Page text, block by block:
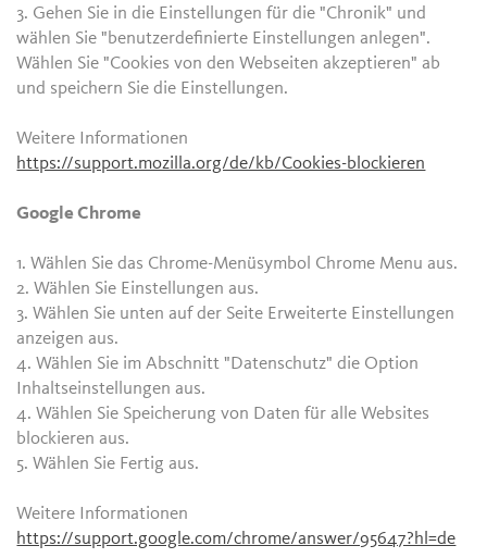
3. Gehen Sie in die Einstellungen für die "Chronik" und
wählen Sie "benutzerdefinierte Einstellungen anlegen".
Wählen Sie "Cookies von den Webseiten akzeptieren" ab
und speichern Sie die Einstellungen.
Weitere Informationen
https://support.mozilla.org/de/kb/Cookies-blockieren
Google Chrome
1. Wählen Sie das Chrome-Menüsymbol Chrome Menu aus.
2. Wählen Sie Einstellungen aus.
3. Wählen Sie unten auf der Seite Erweiterte Einstellungen
anzeigen aus.
4. Wählen Sie im Abschnitt "Datenschutz" die Option
Inhaltseinstellungen aus.
4. Wählen Sie Speicherung von Daten für alle Websites
blockieren aus.
5. Wählen Sie Fertig aus.
Weitere Informationen
https://support.google.com/chrome/answer/95647?hl=de